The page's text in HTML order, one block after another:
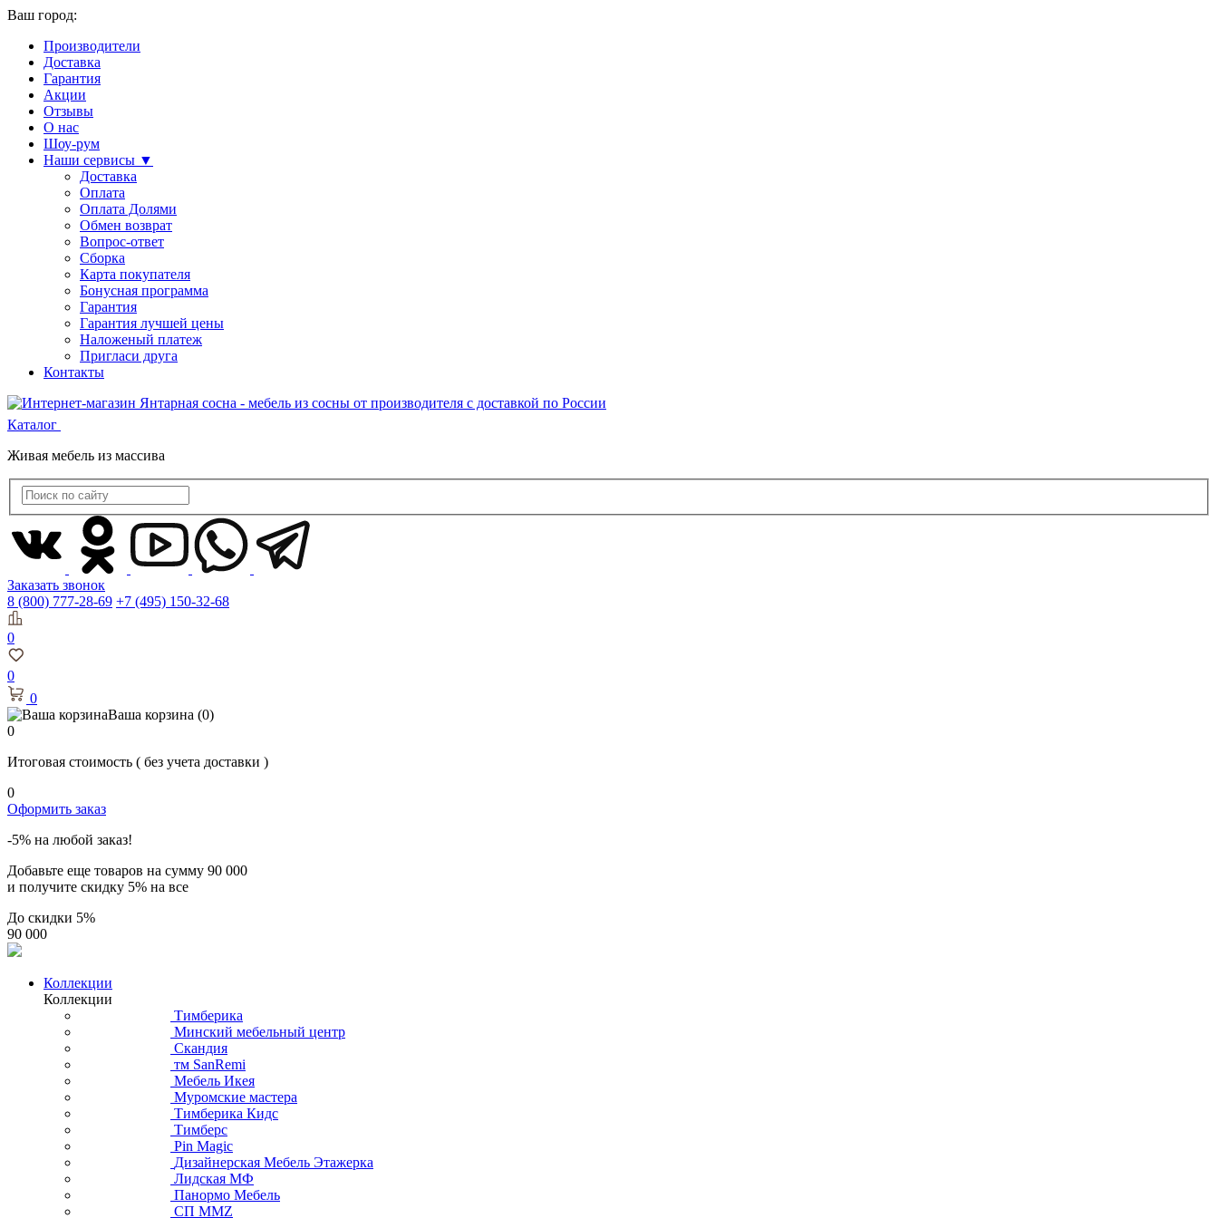
Ваш город:
Производители
Доставка
Гарантия
Акции
Отзывы
О нас
Шоу-рум
Наши сервисы ▼
Доставка
Оплата
Оплата Долями
Обмен возврат
Вопрос-ответ
Сборка
Карта покупателя
Бонусная программа
Гарантия
Гарантия лучшей цены
Наложеный платеж
Пригласи друга
Контакты
Каталог
Живая мебель из массива
Заказать звонок
8 (800) 777-28-69 +7 (495) 150-32-68
0
0
0
Ваша корзина (0)
0
Итоговая стоимость ( без учета доставки )
0
Оформить заказ
-5% на любой заказ!
Добавьте еще товаров на сумму 90 000
и получите скидку 5% на все
До скидки 5%
90 000
Коллекции
Коллекции
Тимберика
Минский мебельный центр
Скандия
тм SanRemi
Мебель Икея
Муромские мастера
Тимберика Кидс
Тимберс
Pin Magic
Дизайнерская Мебель Этажерка
Лидская МФ
Панормо Мебель
СП ММZ